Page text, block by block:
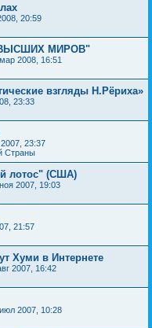
20:59
ВЫСШИХ МИРОВ"
2008, 16:51
взгляды Н.Рёриха»
23:33
23:37
Страны
лотос" (США)
2007, 19:03
21:57
Хуми в Интернете
2007, 16:42
2007, 10:28